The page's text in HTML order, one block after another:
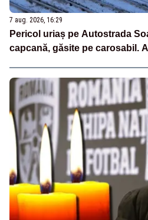
7 aug. 2026, 16:29
Pericol uriaș pe Autostrada
capcană, găsite pe carosabil.